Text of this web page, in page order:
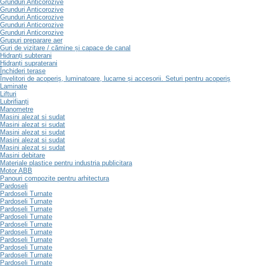
Grunduri Anticorozive
Grunduri Anticorozive
Grunduri Anticorozive
Grunduri Anticorozive
Grunduri Anticorozive
Grupuri preparare aer
Guri de vizitare / cămine și capace de canal
Hidranți subterani
Hidranți supraterani
Închideri terase
Învelitori de acoperiș, luminatoare, lucarne și accesorii. Seturi pentru acoperiș
Laminate
Lifturi
Lubrifianți
Manometre
Masini alezat si sudat
Masini alezat si sudat
Masini alezat si sudat
Masini alezat si sudat
Masini alezat si sudat
Masini debitare
Materiale plastice pentru industria publicitara
Motor ABB
Panouri compozite pentru arhitectura
Pardoseli
Pardoseli Turnate
Pardoseli Turnate
Pardoseli Turnate
Pardoseli Turnate
Pardoseli Turnate
Pardoseli Turnate
Pardoseli Turnate
Pardoseli Turnate
Pardoseli Turnate
Pardoseli Turnate